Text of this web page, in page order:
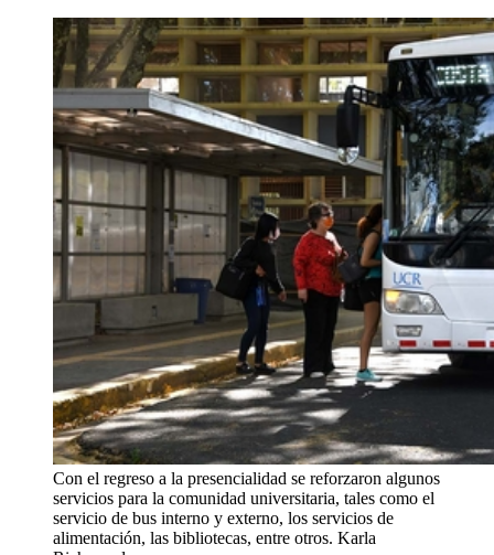
Con el regreso a la presencialidad se reforzaron algunos
servicios para la comunidad universitaria, tales como el
servicio de bus interno y externo, los servicios de
alimentación, las bibliotecas, entre otros. Karla